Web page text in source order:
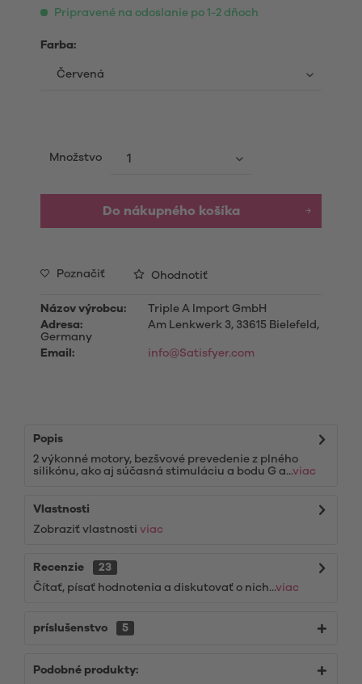
Pripravené na odoslanie po 1-2 dňoch
Farba:
Množstvo
Do nákupného košíka
Poznačiť Ohodnotiť
Názov výrobcu:
Triple A Import GmbH
Adresa:
Am Lenkwerk 3, 33615 Bielefeld,
Germany
Email:
info@Satisfyer.com
Popis
2 výkonné motory, bezšvové prevedenie z plného
silikónu, ako aj súčasná stimuláciu a bodu G a...viac
Vlastnosti
Zobraziť vlastnosti viac
Recenzie
23
Čítať, písať hodnotenia a diskutovať o nich...viac
príslušenstvo 5
Podobné produkty: